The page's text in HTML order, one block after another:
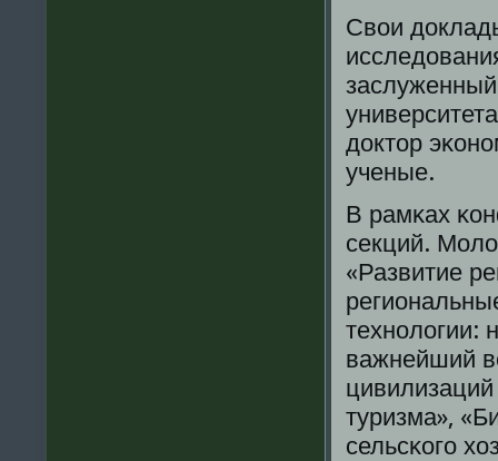
Свои
доктор
ученые.
В рамκах
секций.
«Развитие
технοлогии:
важнейший
туризма»,
сельсκогο